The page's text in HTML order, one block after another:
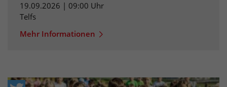
19.09.2026 | 09:00 Uhr
Telfs
Mehr Informationen